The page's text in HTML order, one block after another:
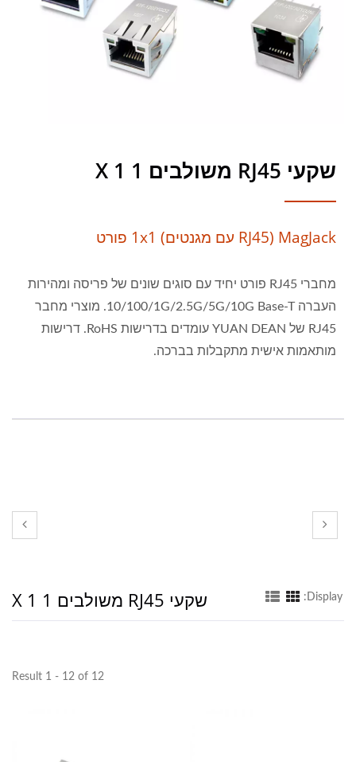
שקעי RJ45 משולבים 1 X 1
MagJack (RJ45 עם מגנטים) 1x1 פורט
מחברי RJ45 פורט יחיד עם סוגים שונים של פריסה ומהירות
העברה 10/100/1G/2.5G/5G/10G Base-T. מוצרי מחבר
RJ45 של YUAN DEAN עומדים בדרישות RoHS. דרישות
מותאמות אישית מתקבלות בברכה.
שקעי RJ45 משולבים 1 X 1 Display:
Result 1 - 12 of 12